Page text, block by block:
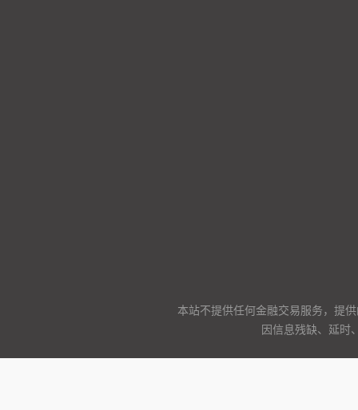
本站不提供任何金融交易服务，提
因信息残缺、延时